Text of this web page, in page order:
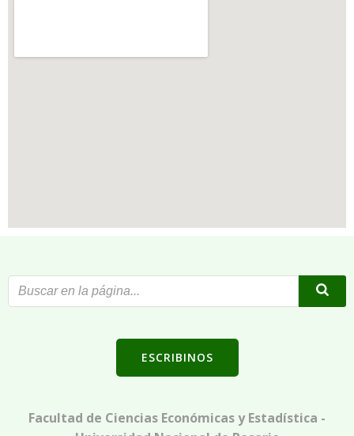
ESCRIBINOS
Facultad de Ciencias Económicas y Estadística -